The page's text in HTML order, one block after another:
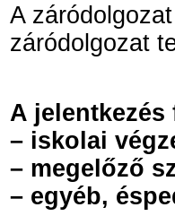
A
záródolgozat
A jelentkezés
– iskolai
– megelőző
– egyéb,